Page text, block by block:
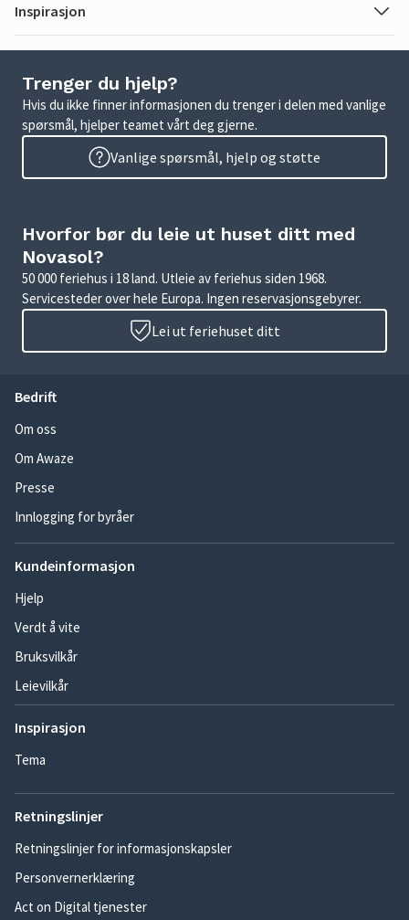
Inspirasjon
Trenger du hjelp?
Hvis du ikke finner informasjonen du trenger i delen med vanlige
spørsmål, hjelper teamet vårt deg gjerne.
Vanlige spørsmål, hjelp og støtte
Hvorfor bør du leie ut huset ditt med
Novasol?
50 000 feriehus i 18 land. Utleie av feriehus siden 1968.
Servicesteder over hele Europa. Ingen reservasjonsgebyrer.
Lei ut feriehuset ditt
Bedrift
Om oss
Om Awaze
Presse
Innlogging for byråer
Kundeinformasjon
Hjelp
Verdt å vite
Bruksvilkår
Leievilkår
Inspirasjon
Tema
Retningslinjer
Retningslinjer for informasjonskapsler
Personvernerklæring
Act on Digital tjenester